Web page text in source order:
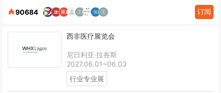
90684 订阅
西非医疗展览会
尼日利亚·拉各斯
2027.06.01~06.03
行业专业展